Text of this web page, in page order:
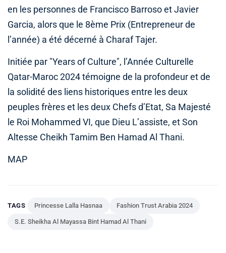
en les personnes de Francisco Barroso et Javier
Garcia, alors que le 8ème Prix (Entrepreneur de
l’année) a été décerné à Charaf Tajer.
Initiée par "Years of Culture", l’Année Culturelle
Qatar-Maroc 2024 témoigne de la profondeur et de
la solidité des liens historiques entre les deux
peuples frères et les deux Chefs d’Etat, Sa Majesté
le Roi Mohammed VI, que Dieu L’assiste, et Son
Altesse Cheikh Tamim Ben Hamad Al Thani.
MAP
TAGS Princesse Lalla Hasnaa Fashion Trust Arabia 2024
S.E. Sheikha Al Mayassa Bint Hamad Al Thani